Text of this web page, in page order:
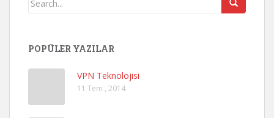
POPÜLER YAZILAR
VPN Teknolojisi
11 Tem , 2014